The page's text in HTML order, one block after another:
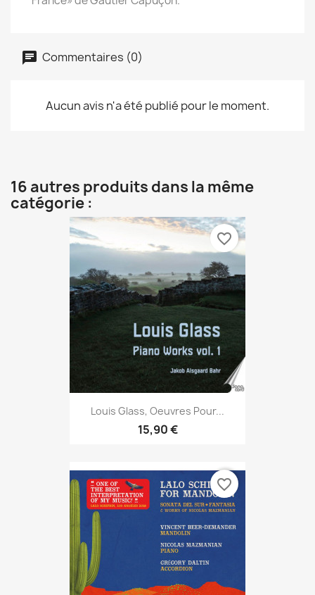
Commentaires (0)
Aucun avis n'a été publié pour le moment.
16 autres produits dans la même
catégorie :
Louis Glass, Oeuvres Pour...
15,90 €
favorite_border
favorite_border